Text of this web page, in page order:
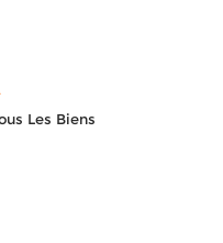
Les Biens